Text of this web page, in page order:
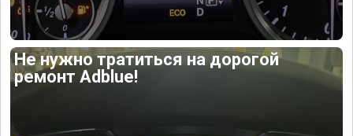
Не нужно тратиться на дорогой
ремонт Adblue!